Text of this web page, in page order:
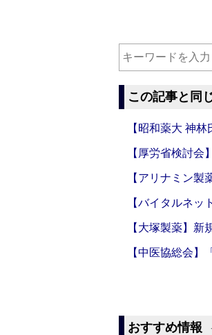
この記事と同
【昭和薬大 神
【厚労省検討会
【アリナミン
【バイタルネッ
【大塚製薬】新
【中医協総会】
おすすめ情報